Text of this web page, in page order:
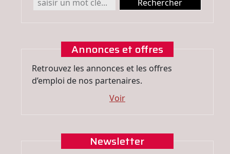
Annonces et offres
Retrouvez les annonces et les offres
d’emploi de nos partenaires.
Voir
Newsletter